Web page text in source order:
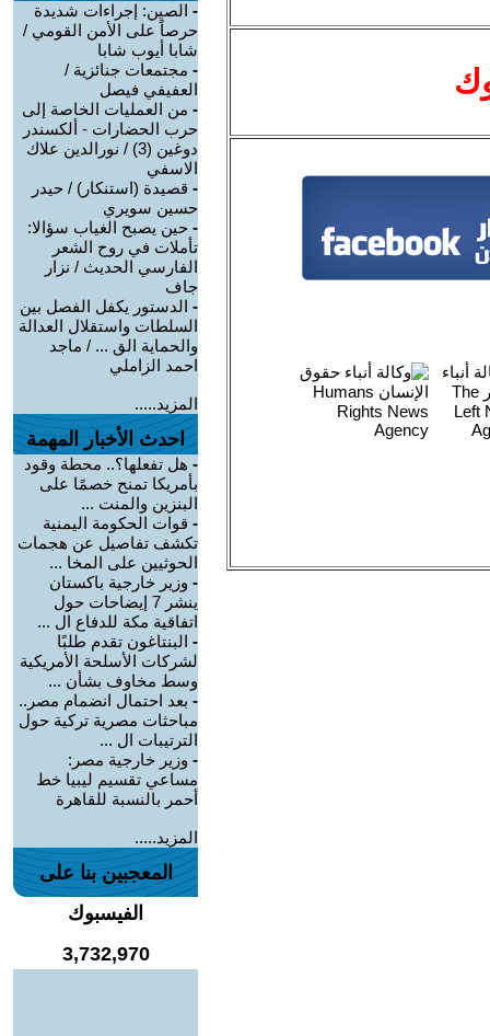
- الصين: إجراءات شديدة
حرصاً على الأمن القومي /
شابا أيوب شابا
- مجتمعات جنائزية /
العفيفي فيصل
- من العمليات الخاصة إلى
حرب الحضارات - ألكسندر
دوغين (3) / نورالدين علاك
الاسفي
- قصيدة (استنكار) / حيدر
حسين سويري
- حين يصبح الغياب سؤالا:
تأملات في روح الشعر
الفارسي الحديث / نزار
جاف
- الدستور يكفل الفصل بين
السلطات واستقلال العدالة
والحماية الق ... / ماجد
احمد الزاملي
المزيد.....
احدث الأخبار المهمة
- هل تفعلها؟.. محطة وقود
بأمريكا تمنح خصمًا على
البنزين والمنت ...
- قوات الحكومة اليمنية
تكشف تفاصيل عن هجمات
الحوثيين على المخا ...
- وزير خارجية باكستان
ينشر 7 إيضاحات حول
اتفاقية مكة للدفاع ال ...
- البنتاغون تقدم طلبًا
لشركات الأسلحة الأمريكية
وسط مخاوف بشأن ...
- بعد احتمال انضمام مصر..
مباحثات مصرية تركية حول
الترتيبات ال ...
- وزير خارجية مصر:
مساعي تقسيم ليبيا خط
أحمر بالنسبة للقاهرة
المزيد.....
المعجبين بنا على
الفيسبوك
3,732,970